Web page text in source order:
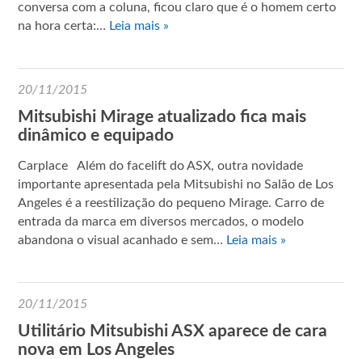
conversa com a coluna, ficou claro que é o homem certo
na hora certa:… Leia mais »
20/11/2015
Mitsubishi Mirage atualizado fica mais
dinâmico e equipado
Carplace Além do facelift do ASX, outra novidade
importante apresentada pela Mitsubishi no Salão de Los
Angeles é a reestilização do pequeno Mirage. Carro de
entrada da marca em diversos mercados, o modelo
abandona o visual acanhado e sem… Leia mais »
20/11/2015
Utilitário Mitsubishi ASX aparece de cara
nova em Los Angeles